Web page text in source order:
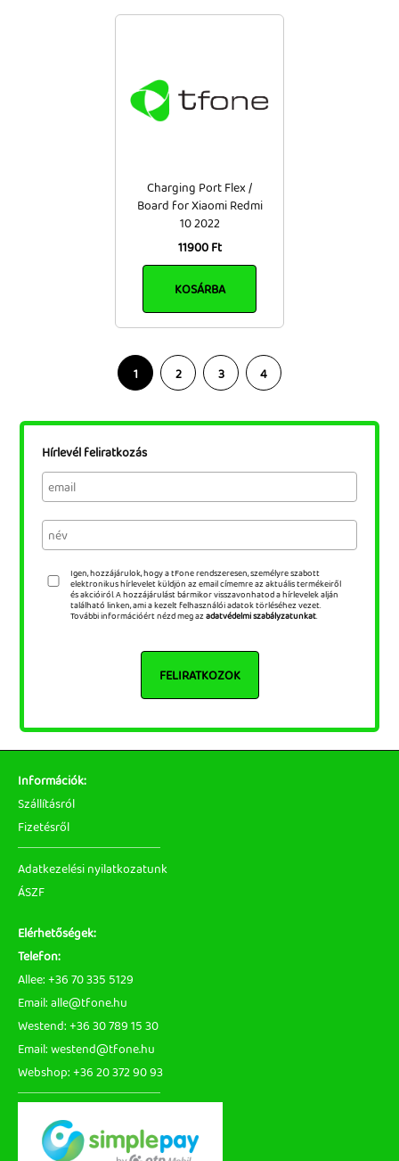
Charging Port Flex /
Board for Xiaomi Redmi
10 2022
11900 Ft
KOSÁRBA
1 2 3 4
Hírlevél feliratkozás
Igen, hozzájárulok, hogy a tFone rendszeresen, személyre szabott
elektronikus hírlevelet küldjön az email címemre az aktuális termékeiről
és akcióiról. A hozzájárulást bármikor visszavonhatod a hírlevelek alján
található linken, ami a kezelt felhasználói adatok törléséhez vezet.
További információért nézd meg azadatvédelmi szabályzatunkat.
FELIRATKOZOK
Információk:
Szállításról
Fizetésről
Adatkezelési nyilatkozatunk
ÁSZF
Elérhetőségek:
Telefon:
Allee: +36 70 335 5129
Email: alle@tfone.hu
Westend: +36 30 789 15 30
Email: westend@tfone.hu
Webshop: +36 20 372 90 93